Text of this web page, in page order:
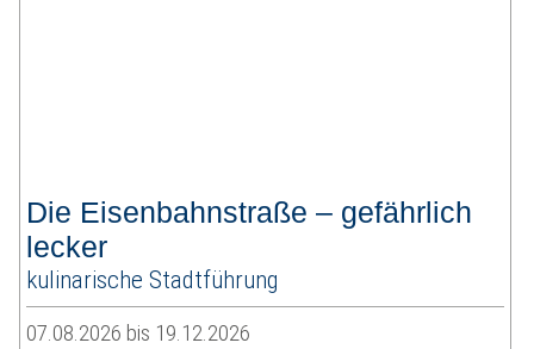
Die Eisenbahnstraße – gefährlich
lecker
kulinarische Stadtführung
07.08.2026 bis 19.12.2026